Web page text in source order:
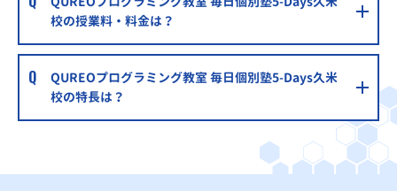
校の授業料・料金は？
QUREOプログラミング教室 毎日個別塾5-Days久米
校の特長は？